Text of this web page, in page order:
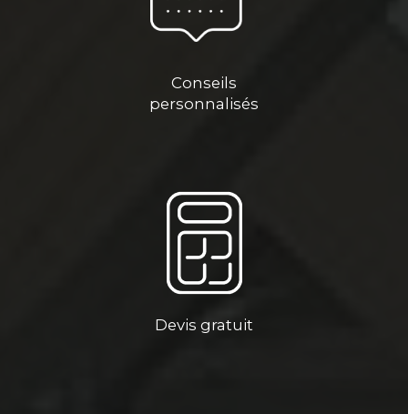
Conseils
personnalisés
Devis gratuit